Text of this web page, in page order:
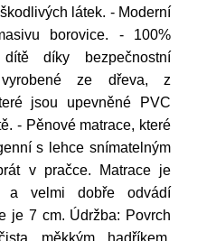
látek. - Moderní
borovice. - 100%
díky bezpečnostní
ze dřeva, z
jsou upevněné PVC
- Pěnové matrace, které
s lehce snímatelným
v pračce. Matrace je
a velmi dobře odvádí
je 7 cm. Údržba: Povrch
měkkým hadříkem.